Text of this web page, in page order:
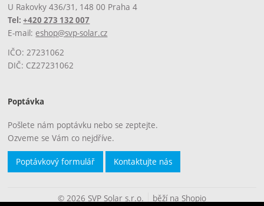
U Rakovky 436/31, 148 00 Praha 4
Tel:+420 273 132 007
E-mail: eshop@svp-solar.cz
IČO: 27231062
DIČ: CZ27231062
Poptávka
Pošlete nám poptávku nebo se zeptejte.
Ozveme se Vám co nejdříve.
Poptávkový formulář Kontaktujte nás
© 2026 SVP Solar s.r.o. běží na Shopio